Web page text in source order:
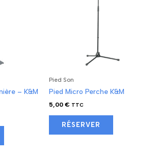
– K&M
Pied Son
Pied Micro Perche K&M
5,00 € TTC
RÉSERVER